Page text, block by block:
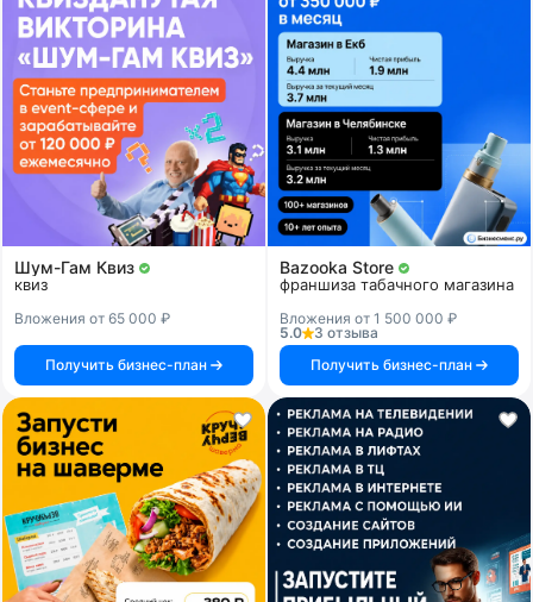
Шум-Гам Квиз
квиз
Вложения от 65 000 ₽
Получить бизнес-план
Bazooka Store
франшиза табачного магазина
Вложения от 1 500 000 ₽
5.0
3 отзыва
Получить бизнес-план